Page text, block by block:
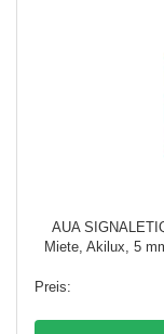
AUA
Miete, Akilux, 5